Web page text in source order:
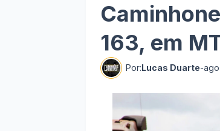
163, em
Por:Lucas Duarte-